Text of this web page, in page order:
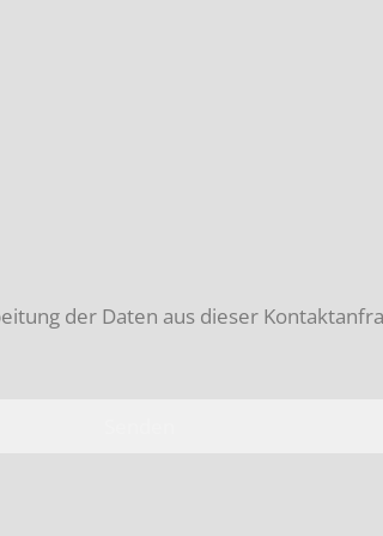
der Daten aus dieser